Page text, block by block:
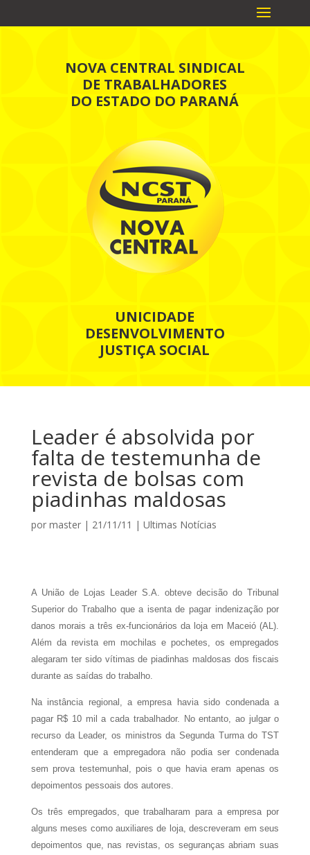
NOVA CENTRAL SINDICAL
DE TRABALHADORES
DO ESTADO DO PARANÁ
UNICIDADE
DESENVOLVIMENTO
JUSTIÇA SOCIAL
Leader é absolvida por
falta de testemunha de
revista de bolsas com
piadinhas maldosas
por master| 21/11/11 | Ultimas Notícias
A União de Lojas Leader S.A. obteve decisão do Tribunal
Superior do Trabalho que a isenta de pagar indenização por
danos morais a três ex-funcionários da loja em Maceió (AL).
Além da revista em mochilas e pochetes, os empregados
alegaram ter sido vítimas de piadinhas maldosas dos fiscais
durante as saídas do trabalho.
Na instância regional, a empresa havia sido condenada a
pagar R$ 10 mil a cada trabalhador. No entanto, ao julgar o
recurso da Leader, os ministros da Segunda Turma do TST
entenderam que a empregadora não podia ser condenada
sem prova testemunhal, pois o que havia eram apenas os
depoimentos pessoais dos autores.
Os três empregados, que trabalharam para a empresa por
alguns meses como auxiliares de loja, descreveram em seus
depoimentos que, nas revistas, os seguranças abriam suas